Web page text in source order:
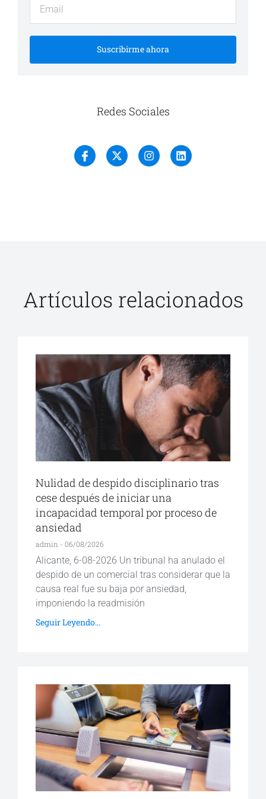
Suscribirme ahora
Redes Sociales
Artículos relacionados
Nulidad de despido disciplinario tras
cese después de iniciar una
incapacidad temporal por proceso de
ansiedad
admin 06/08/2026
Alicante, 6-08-2026 Un tribunal ha anulado el
despido de un comercial tras considerar que la
causa real fue su baja por ansiedad,
imponiendo la readmisión
Seguir Leyendo...